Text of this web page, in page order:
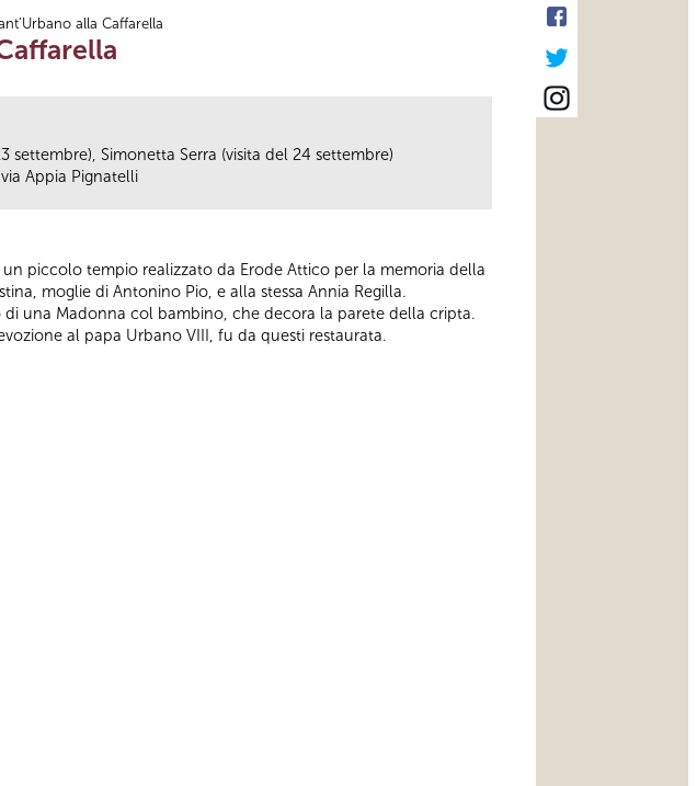
alla Caffarella
settembre), Simonetta Serra (visita del 24 settembre)
Appia Pignatelli
piccolo tempio realizzato da Erode Attico per la memoria della
moglie di Antonino Pio, e alla stessa Annia Regilla.
di una Madonna col bambino, che decora la parete della cripta.
al papa Urbano VIII, fu da questi restaurata.